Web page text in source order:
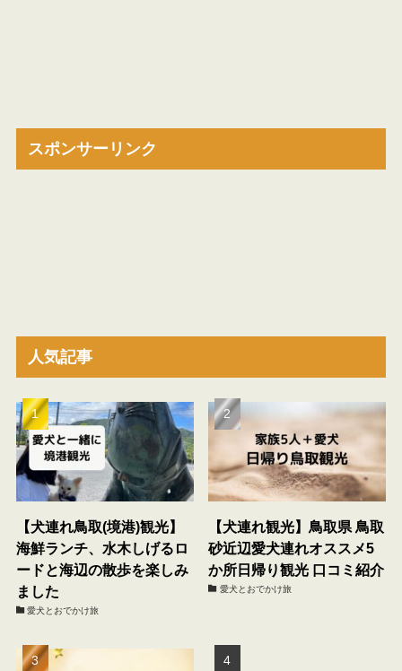
スポンサーリンク
人気記事
【犬連れ鳥取(境港)観光】
海鮮ランチ、水木しげるロ
ードと海辺の散歩を楽しみ
ました
愛犬とおでかけ旅
【犬連れ観光】鳥取県 鳥取
砂近辺愛犬連れオススメ5
か所日帰り観光 口コミ紹介
愛犬とおでかけ旅